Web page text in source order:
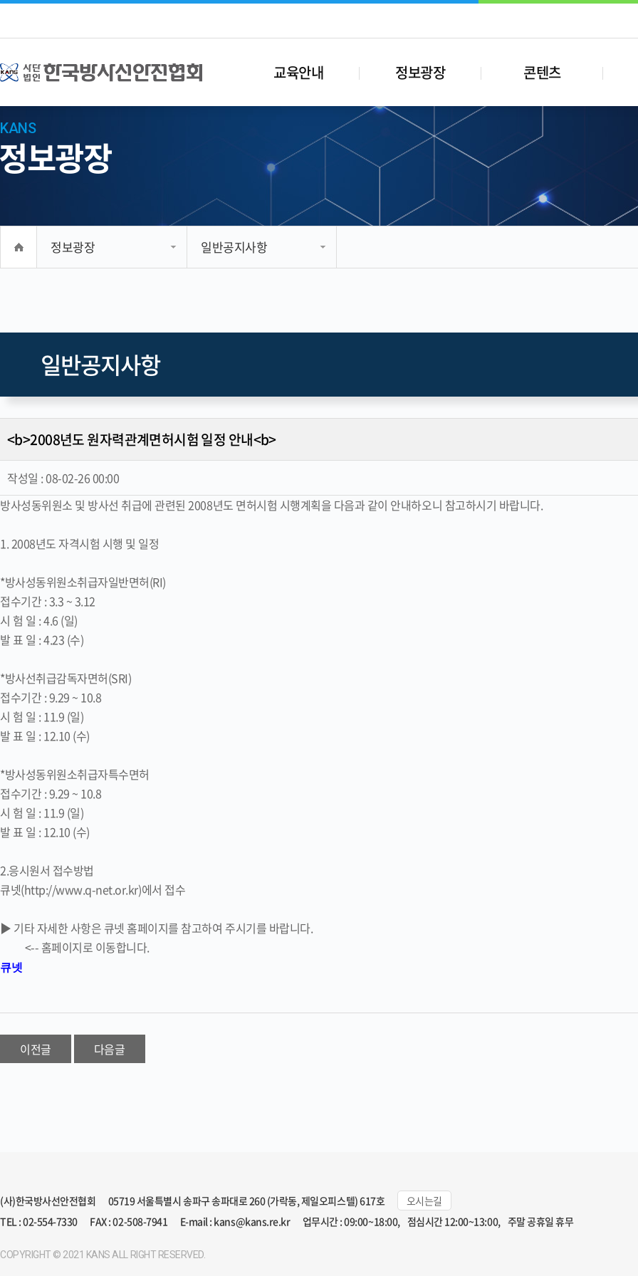
교육안내 정보광장 콘텐츠
KANS
보광장
정보광장 일반공지사항
일반공지사항
<b>2008년도 원자력관계면허시험 일정 안내<b>
작성일 :08-02-26 00:00
방사성동위원소 및 방사선 취급에 관련된 2008년도 면허시험 시행계획을 다음과 같이 안내하오니 참고하시기 바랍니다.
1. 2008년도 자격시험 시행 및 일정
*방사성동위원소취급자일반면허(RI)
접수기간 : 3.3 ~ 3.12
시 험 일 : 4.6 (일)
발 표 일 : 4.23 (수)
*방사선취급감독자면허(SRI)
접수기간 : 9.29 ~ 10.8
시 험 일 : 11.9 (일)
발 표 일 : 12.10 (수)
*방사성동위원소취급자특수면허
접수기간 : 9.29 ~ 10.8
시 험 일 : 11.9 (일)
발 표 일 : 12.10 (수)
2.응시원서 접수방법
큐넷(http://www.q-net.or.kr)에서 접수
▶ 기타 자세한 사항은 큐넷 홈페이지를 참고하여 주시기를 바랍니다.
큐넷
<-- 홈페이지로 이동합니다.
이전글 다음글
(사)한국방사선안전협회 05719 서울특별시 송파구 송파대로 260 (가락동, 제일오피스텔) 617호
오시는길
TEL : 02-554-7330
FAX : 02-508-7941 E-mail : kans@kans.re.kr 업무시간 : 09:00~18:00, 점심시간 12:00~13:00, 주말 공휴일 휴무
COPYRIGHT © 2021 KANS ALL RIGHT RESERVED.